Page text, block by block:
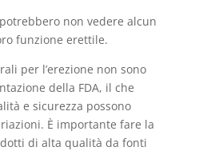
non vedere alcun
funzione erettile.
per l’erezione non sono
della FDA, il che
e sicurezza possono
È importante fare la
di alta qualità da fonti